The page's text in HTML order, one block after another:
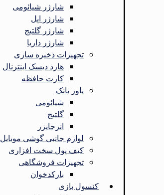
شارژر شیائومی
شارژر اپل
شارژر گلتیج
شارژر داریا
تجهیزات ذخیره سازی
هارد دیسک اینترنال
کارت حافظه
پاور بانک
شیائومی
گلتیج
انرجایزر
لوازم جانبی گوشی موبایل
کیف پول سخت افزاری
تجهیزات فروشگاهی
بارکدخوان
کنسول بازی